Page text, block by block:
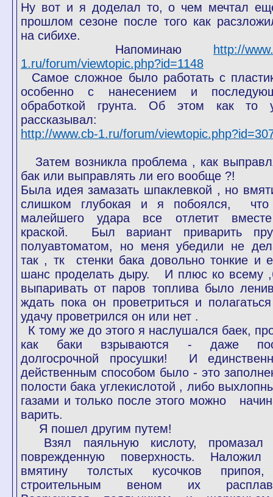
Ну вот и я доделал то, о чем мечтал
прошлом сезоне после того как
на сибихе.
Напоминаю
http://
1.ru/forum/viewtopic.php?id=1148
Самое сложное было работать с
особенно с нанесением и
обработкой грунта. Об этом как то
рассказывал:
http://www.cb-1.ru/forum/
Затем возникла проблема , как
бак или выправлять ли его вообще ?!
Была идея замазать шпаклевкой , но
слишком глубокая и я побоялся,
малейшего удара все отлетит
краской. Был вариант приварить
полуавтоматом, но меня убедили не
так , тк стенки бака довольно тонкие и
шанс проделать дыру. И плюс ко всему
выпаривать от паров топлива было
ждать пока он проветриться и
удачу проветрился он или нет .
К тому же до этого я наслушался баек,
как баки взрываются - даже
долгосрочной просушки! И
действенным способом было - это
полости бака углекислотой , либо
газами и только после этого можно
варить.
Я пошел другим путем!
Взял паяльную кислоту, промазал
поврежденную поверхность.
вмятину толстых кусочков
строительным веном их